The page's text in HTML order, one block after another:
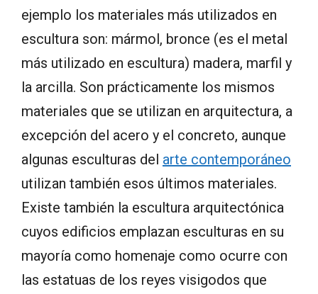
ejemplo los materiales más utilizados en
escultura son: mármol, bronce (es el metal
más utilizado en escultura) madera, marfil y
la arcilla. Son prácticamente los mismos
materiales que se utilizan en arquitectura, a
excepción del acero y el concreto, aunque
algunas esculturas del arte contemporáneo
utilizan también esos últimos materiales.
Existe también la escultura arquitectónica
cuyos edificios emplazan esculturas en su
mayoría como homenaje como ocurre con
las estatuas de los reyes visigodos que